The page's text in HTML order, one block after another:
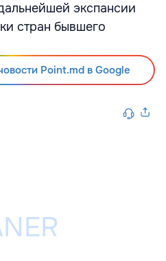
экспансии
стран бывшего
Point.md в Google